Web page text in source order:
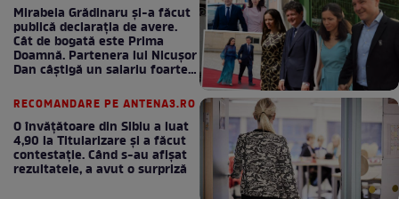
Mirabela Grădinaru și-a făcut
publică declarația de avere.
Cât de bogată este Prima
Doamnă. Partenera lui Nicușor
Dan câștigă un salariu foarte
RECOMANDARE PE ANTENA3.RO
O învățătoare din Sibiu a luat
4,90 la Titularizare și a făcut
contestație. Când s-au afișat
rezultatele, a avut o surpriză